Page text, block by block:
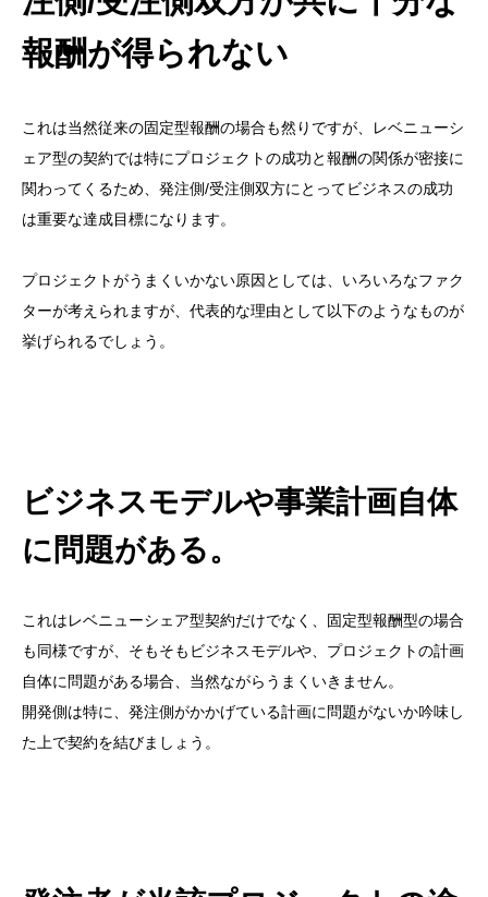
報酬が得られない
これは当然従来の固定型報酬の場合も然りですが、レベニューシ
ェア型の契約では特にプロジェクトの成功と報酬の関係が密接に
関わってくるため、発注側/受注側双方にとってビジネスの成功
は重要な達成目標になります。
プロジェクトがうまくいかない原因としては、いろいろなファク
ターが考えられますが、代表的な理由として以下のようなものが
挙げられるでしょう。
ビジネスモデルや事業計画自体
に問題がある。
これはレベニューシェア型契約だけでなく、固定型報酬型の場合
も同様ですが、そもそもビジネスモデルや、プロジェクトの計画
自体に問題がある場合、当然ながらうまくいきません。
開発側は特に、発注側がかかげている計画に問題がないか吟味し
た上で契約を結びましょう。